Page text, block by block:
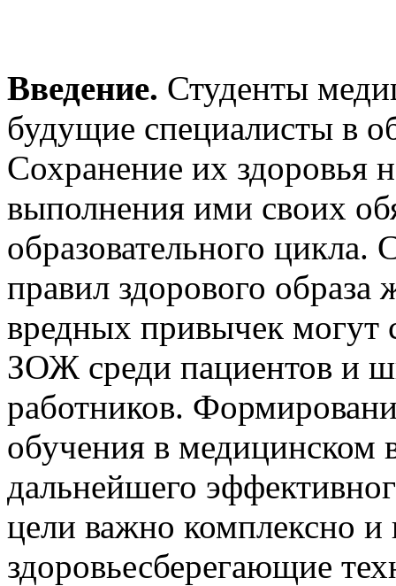
Введение. Студенты
будущие специалисты в
Сохранение их здоровья
выполнения ими своих
образовательного
правил здорового
вредных привычек могут
ЗОЖ среди пациентов и
работников.
обучения в медицинском
дальнейшего
цели важно комплексно и
здоровьесберегающие